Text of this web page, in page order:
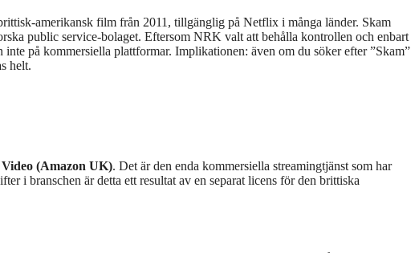
amerikansk film från 2011, tillgänglig på Netflix i många länder. Skam
public service‑bolaget. Eftersom NRK valt att behålla kontrollen och enbart
på kommersiella plattformar. Implikationen: även om du söker efter ”Skam”
helt.
(Amazon UK). Det är den enda kommersiella streamingtjänst som har
i branschen är detta ett resultat av en separat licens för den brittiska